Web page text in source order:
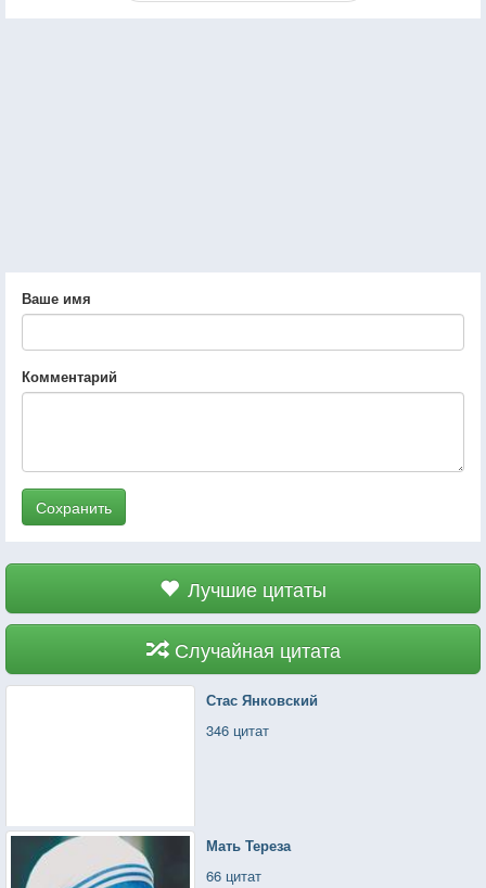
Ваше имя
Комментарий
Сохранить
Лучшие цитаты
Случайная цитата
Стас Янковский
346 цитат
Мать Тереза
66 цитат